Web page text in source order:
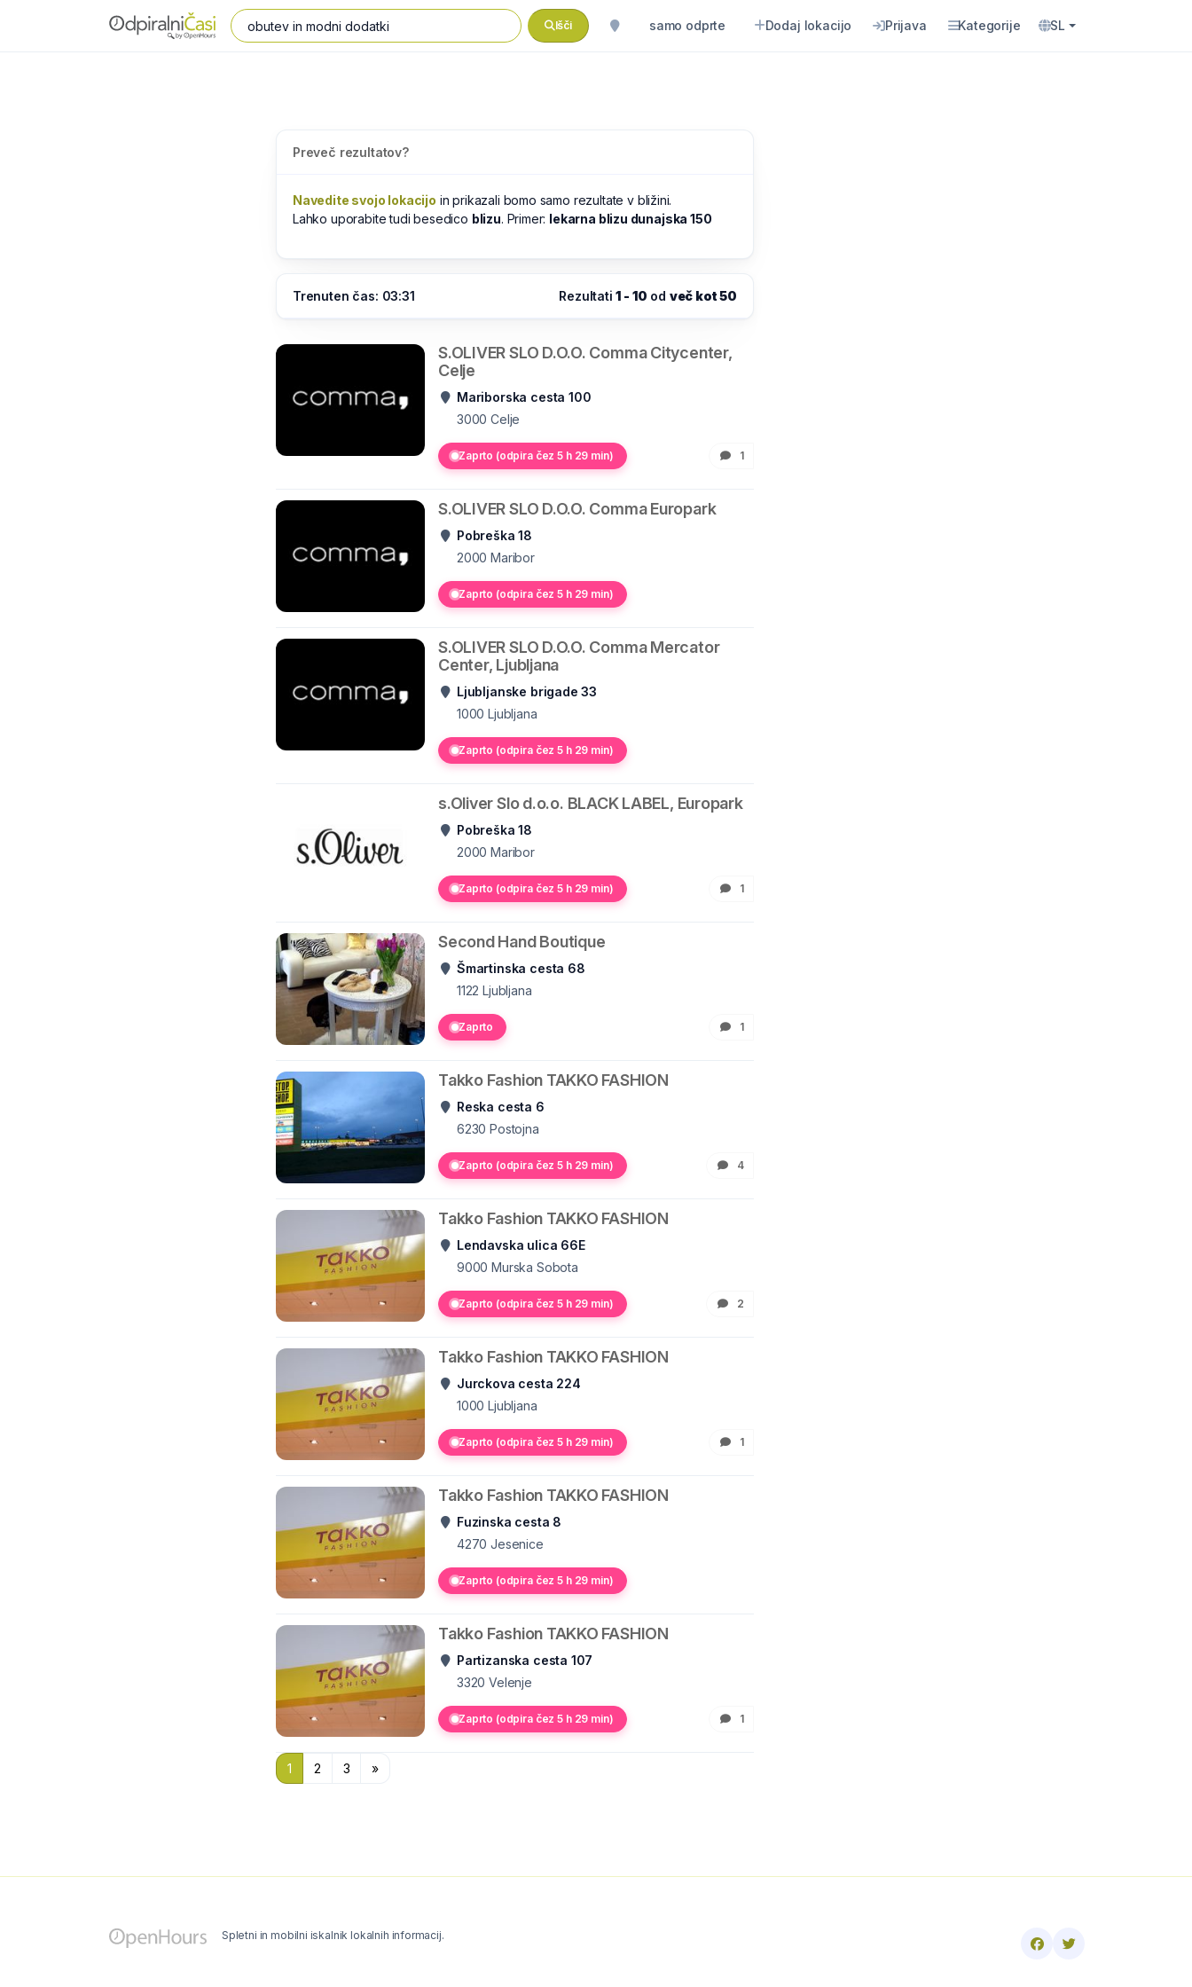
Išči samo odprte Dodaj lokacijo Prijava Kategorije SL
Preveč rezultatov?
Navedite svojo lokacijo in prikazali bomo samo rezultate v bližini.
Lahko uporabite tudi besedico blizu. Primer: lekarna blizu dunajska 150
Trenuten čas: 03:31 Rezultati1 - 10 od več kot 50
S.OLIVER SLO D.O.O. Comma Citycenter,
Celje
Mariborska cesta 100
3000 Celje
Zaprto (odpira čez 5 h 29 min) 1
S.OLIVER SLO D.O.O. Comma Europark
Pobreška 18
2000 Maribor
Zaprto (odpira čez 5 h 29 min)
S.OLIVER SLO D.O.O. Comma Mercator
Center, Ljubljana
Ljubljanske brigade 33
1000 Ljubljana
Zaprto (odpira čez 5 h 29 min)
s.Oliver Slo d.o.o. BLACK LABEL, Europark
Pobreška 18
2000 Maribor
Zaprto (odpira čez 5 h 29 min) 1
Second Hand Boutique
Šmartinska cesta 68
1122 Ljubljana
Zaprto 1
Takko Fashion TAKKO FASHION
Reska cesta 6
6230 Postojna
Zaprto (odpira čez 5 h 29 min) 4
Takko Fashion TAKKO FASHION
Lendavska ulica 66E
9000 Murska Sobota
Zaprto (odpira čez 5 h 29 min) 2
Takko Fashion TAKKO FASHION
Jurckova cesta 224
1000 Ljubljana
Zaprto (odpira čez 5 h 29 min) 1
Takko Fashion TAKKO FASHION
Fuzinska cesta 8
4270 Jesenice
Zaprto (odpira čez 5 h 29 min)
Takko Fashion TAKKO FASHION
Partizanska cesta 107
3320 Velenje
Zaprto (odpira čez 5 h 29 min) 1
1 2 3 »
Spletni in mobilni iskalnik lokalnih informacij.